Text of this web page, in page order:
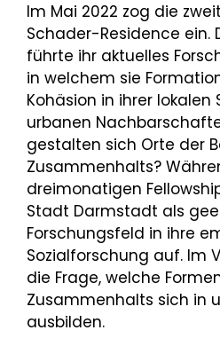
Im Mai 2022 zog die
Schader-Residence ein.
führte ihr aktuelles
in welchem sie
Kohäsion in ihrer lokalen
urbanen
gestalten sich Orte der
Zusammenhalts?
dreimonatigen
Stadt Darmstadt als
Forschungsfeld in ihre
Sozialforschung auf. Im
die Frage, welche
Zusammenhalts sich in
ausbilden.